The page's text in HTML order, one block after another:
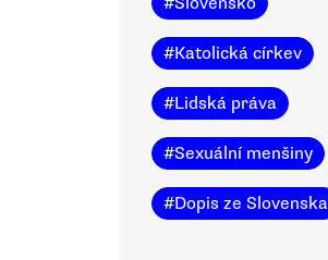
#Katolická církev
#Lidská práva
#Sexuální menšiny
#Dopis ze Slovenska